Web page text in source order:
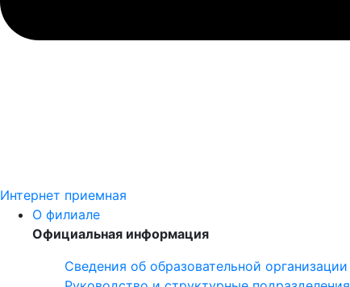
Интернет приемная
О филиале
Официальная информация
Сведения об образовательной организации